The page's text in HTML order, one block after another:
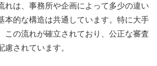
れは、事務所や企画によって多少の違い
本的な構造は共通しています。特に大手
この流れが確立されており、公正な審査
慮されています。